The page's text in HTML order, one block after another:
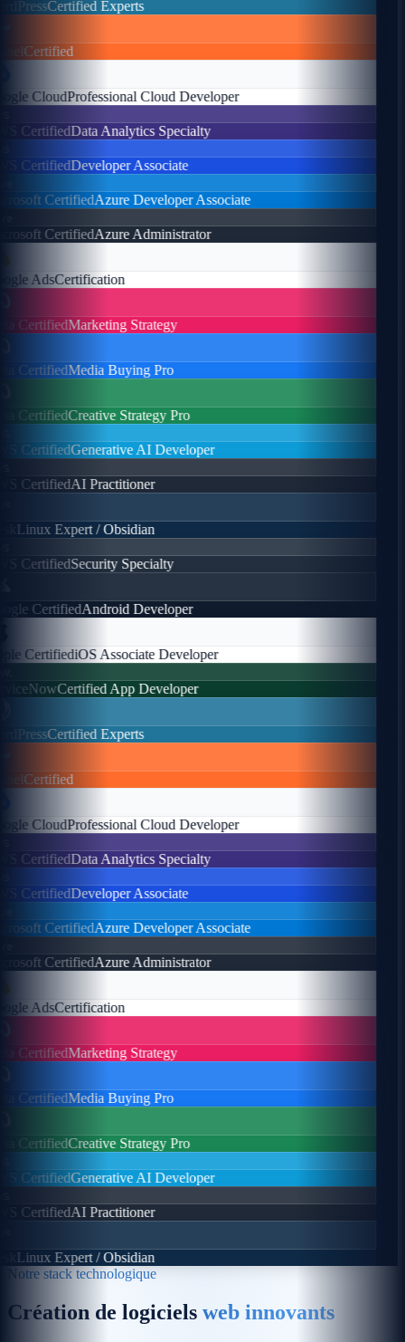
Certified Experts
Certified
CloudProfessional Cloud Developer
CertifiedData Analytics Specialty
CertifiedDeveloper Associate
CertifiedAzure Developer Associate
CertifiedAzure Administrator
AdsCertification
CertifiedMarketing Strategy
CertifiedMedia Buying Pro
CertifiedCreative Strategy Pro
CertifiedGenerative AI Developer
CertifiedAI Practitioner
Linux Expert / Obsidian
CertifiedSecurity Specialty
CertifiedAndroid Developer
CertifiediOS Associate Developer
Certified App Developer
Certified Experts
Certified
CloudProfessional Cloud Developer
CertifiedData Analytics Specialty
CertifiedDeveloper Associate
CertifiedAzure Developer Associate
CertifiedAzure Administrator
AdsCertification
CertifiedMarketing Strategy
CertifiedMedia Buying Pro
CertifiedCreative Strategy Pro
CertifiedGenerative AI Developer
CertifiedAI Practitioner
Linux Expert / Obsidian
Notre stack technologique
Création de logiciels web innovants